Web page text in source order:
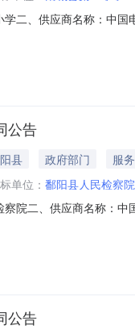
二、供应商名称：中
八、联系方式1、采购人
公告
县 政府部门
服务
单位： 鄱阳县人民检察院
院二、供应商名称：
无八、联系方式1、采购
公告